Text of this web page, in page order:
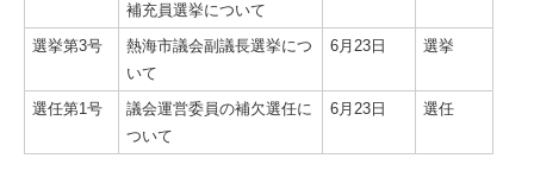
補充員選挙について
選挙第3号
熱海市議会副議長選挙につ
いて
6月23日 選挙
選任第1号
議会運営委員の補欠選任に
ついて
6月23日 選任